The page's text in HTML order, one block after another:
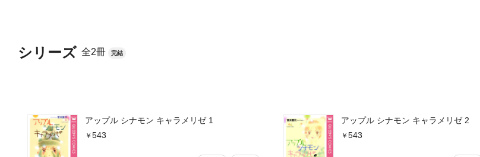
シリーズ 全2冊 完結
アップル シナモン キャラメリゼ 1
543
アップル シナモン キャラメリゼ 2
543